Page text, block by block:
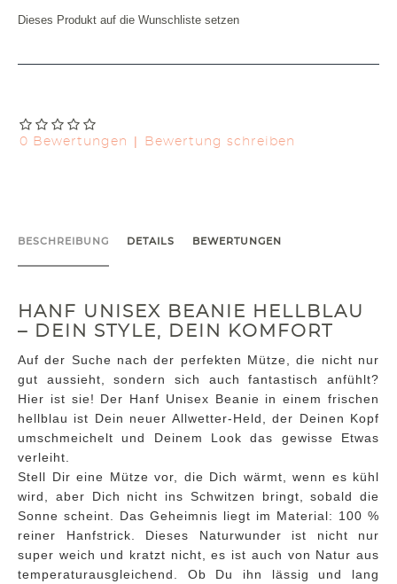
0 Bewertungen | Bewertung schreiben
Dieses Produkt auf die Wunschliste setzen
BESCHREIBUNG DETAILS BEWERTUNGEN
HANF UNISEX BEANIE HELLBLAU
– DEIN STYLE, DEIN KOMFORT
Auf der Suche nach der perfekten Mütze, die nicht nur
gut aussieht, sondern sich auch fantastisch anfühlt?
Hier ist sie! Der Hanf Unisex Beanie in einem frischen
hellblau ist Dein neuer Allwetter-Held, der Deinen Kopf
umschmeichelt und Deinem Look das gewisse Etwas
verleiht.
Stell Dir eine Mütze vor, die Dich wärmt, wenn es kühl
wird, aber Dich nicht ins Schwitzen bringt, sobald die
Sonne scheint. Das Geheimnis liegt im Material: 100 %
reiner Hanfstrick. Dieses Naturwunder ist nicht nur
super weich und kratzt nicht, es ist auch von Natur aus
temperaturausgleichend. Ob Du ihn lässig und lang